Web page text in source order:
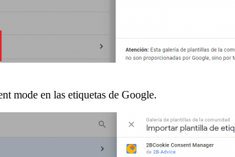
mode en las etiquetas de Google.